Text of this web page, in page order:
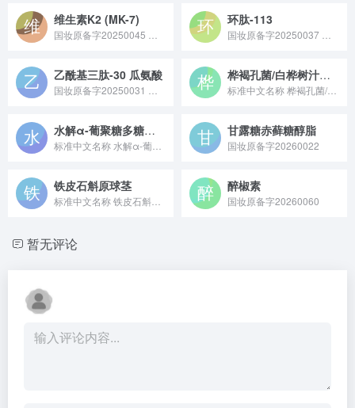
维生素K2 (MK-7) 环肽-113
乙酰基三肽-30 瓜氨酸 桦褐孔菌/白桦树汁发酵产物滤液
标准中文名称 桦褐孔菌/白桦树汁发酵产物滤液 备案号 国妆原...
水解α-葡聚糖多糖（已注销） 甘露糖赤藓糖醇脂
国妆原备字20260022
铁皮石斛原球茎 醉椒素
国妆原备字20260060
暂无评论